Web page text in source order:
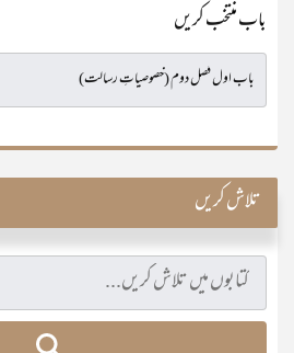
باب منتخب کریں
تلاش کریں